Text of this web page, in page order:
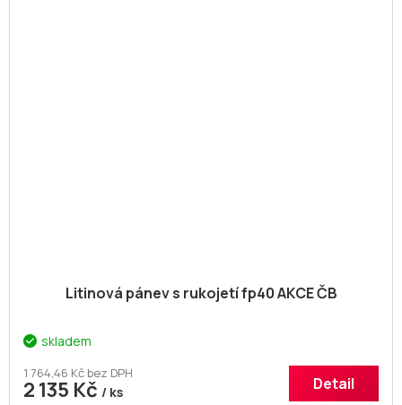
Litinová pánev s rukojetí fp40 AKCE ČB
skladem
1 764,46 Kč bez DPH
2 135 Kč / ks Detail